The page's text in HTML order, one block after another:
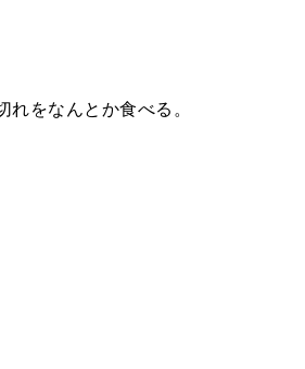
をなんとか食べる。